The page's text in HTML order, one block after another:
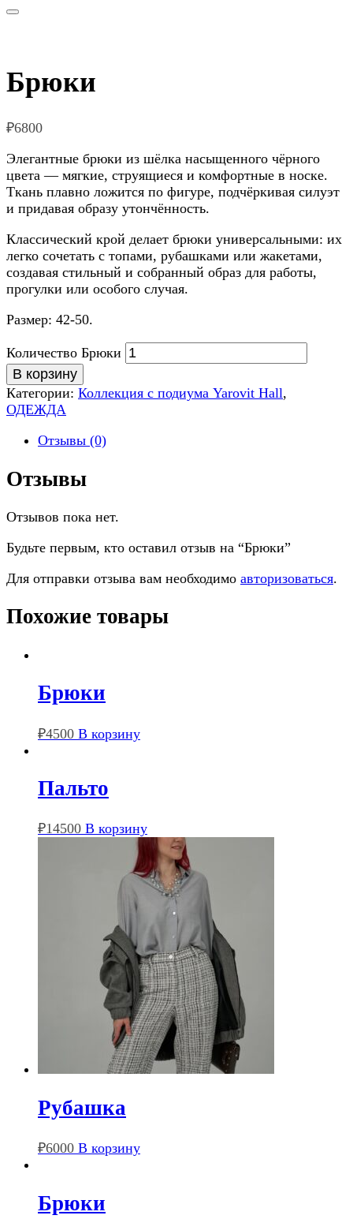
Брюки
₽6800
Элегантные брюки из шёлка насыщенного чёрного
цвета — мягкие, струящиеся и комфортные в носке.
Ткань плавно ложится по фигуре, подчёркивая силуэт
и придавая образу утончённость.
Классический крой делает брюки универсальными: их
легко сочетать с топами, рубашками или жакетами,
создавая стильный и собранный образ для работы,
прогулки или особого случая.
Размер: 42-50.
Количество Брюки
В корзину
Категории: Коллекция с подиума Yarovit Hall,
ОДЕЖДА
Отзывы (0)
Отзывы
Отзывов пока нет.
Будьте первым, кто оставил отзыв на “Брюки”
Для отправки отзыва вам необходимо авторизоваться.
Похожие товары
Брюки
₽4500 В корзину
Пальто
₽14500 В корзину
Рубашка
₽6000 В корзину
Брюки